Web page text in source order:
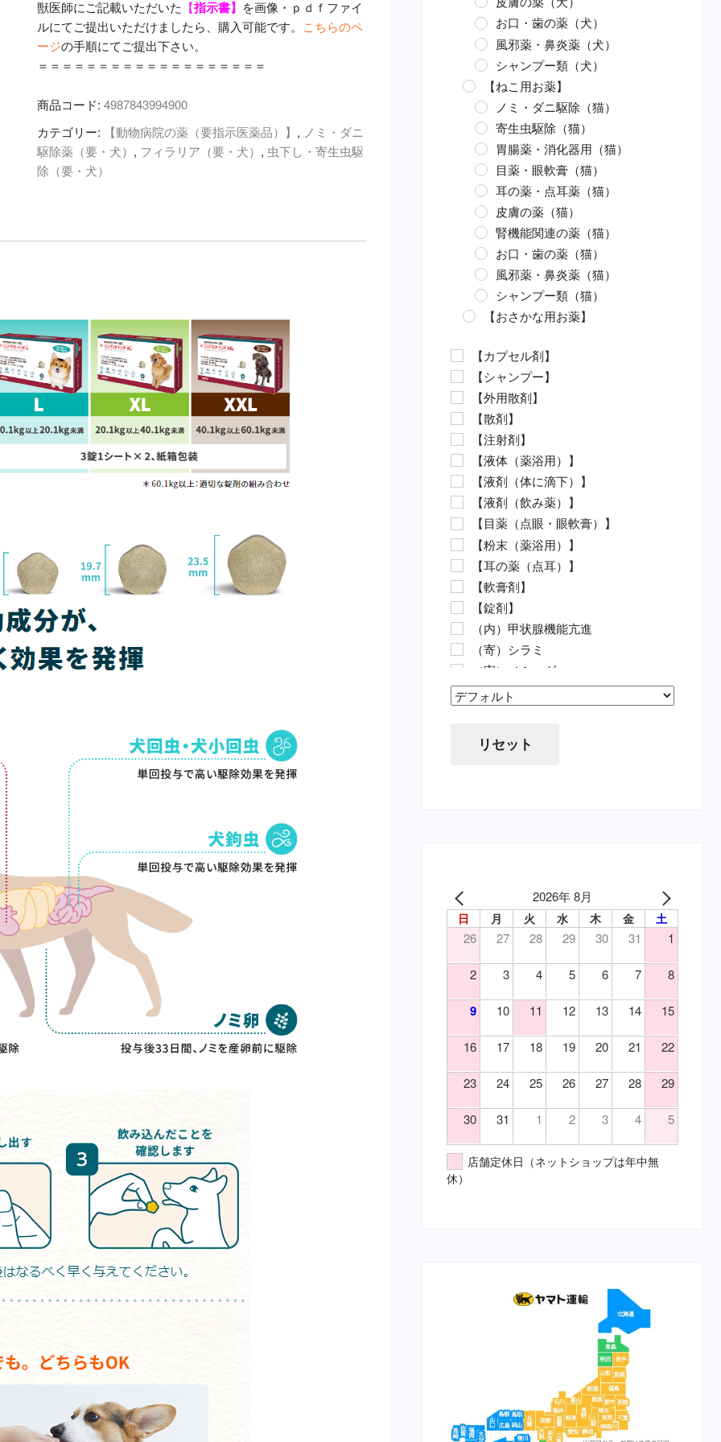
獣医師にご記載いただいた 【指示書】 を画像・ｐｄｆファイ
ルにてご提出いただけましたら、購入可能です。 こちらのペ
ージの手順にてご提出下さい。
＝＝＝＝＝＝＝＝＝＝＝＝＝＝＝＝＝＝＝
商品コード: 4987843994900
カテゴリー:
【動物病院の薬（要指示医薬品）】 , ノミ・ダニ
駆除薬（要・犬） , フィラリア（要・犬） , 虫下し・寄生虫駆
除（要・犬）
お口・歯の薬（犬）
風邪薬・鼻炎薬（犬）
シャンプー類（犬）
【ねこ用お薬】
ノミ・ダニ駆除（猫）
寄生虫駆除（猫）
胃腸薬・消化器用（猫）
目薬・眼軟膏（猫）
耳の薬・点耳薬（猫）
皮膚の薬（猫）
腎機能関連の薬（猫）
お口・歯の薬（猫）
風邪薬・鼻炎薬（猫）
シャンプー類（猫）
【おさかな用お薬】
カラムナリス病対策（魚）
水カビ病対策（魚）
白点病対策（魚）
イカリムシ・ウオジラミ（魚）
ハダムシ駆除（魚）
類結節症（魚）
麻酔（魚）
外傷（魚）
害虫駆除（魚）
【動物病院の薬（要指示医薬
品）】
抗菌剤・抗生物質（要・犬）
抗菌剤・抗生物質（要・猫）
ノミ・ダニ駆除薬（要・犬）
ノミ・ダニ駆除薬（要・猫）
フィラリア（要・犬）
フィラリア（要・猫）
胃腸薬・消化器用（要・犬）
泌尿器の薬（要・犬）
吐き気止め（要・犬）
変形性関節症・関節炎（要・
犬）
変形性関節症・関節炎（要・
猫）
鎮静・精神安定・麻酔（要・
鎮静・精神安定・麻酔（要・
猫）
代謝性用薬・ホルモン剤（要・
犬）
代謝性用薬・ホルモン剤（要・
イティ iti（犬）
メディムース（犬）
ソリッドゴールド（猫）
ブリスミックス（猫）
イティ iti（猫）
メディムース（猫）
栄養食（兎）
【カプセル剤】
【シャンプー】
【外用散剤】
【散剤】
【注射剤】
【液体（薬浴用）】
【液剤（体に滴下）】
【液剤（飲み薬）】
【目薬（点眼・眼軟膏）】
【粉末（薬浴用）】
【耳の薬（点耳）】
【軟膏剤】
【錠剤】
（内）甲状腺機能亢進
（寄）シラミ
（寄）ノミ・ダニ
（寄）フィラリア
（寄）蚊
（皮）洗浄・殺菌消毒
（皮）湿疹
（皮）皮膚炎
（目）乾性角結膜炎
（目）角膜炎
（神）鎮痛
（耳）外耳炎
（胃）嘔吐
（胃）消化不良
（胃）食欲不振
（腎）腎不全
（腹）下痢
Sort Products
リセット
2026年 8月
日 月 火 水 木 金 土
26 27 28 29 30 31 1
2 3 4 5 6 7 8
9 10 11 12 13 14 15
16 17 18 19 20 21 22
23 24 25 26 27 28 29
30 31 1 2 3 4 5
店舗定休日（ネットショップは年中無
休）